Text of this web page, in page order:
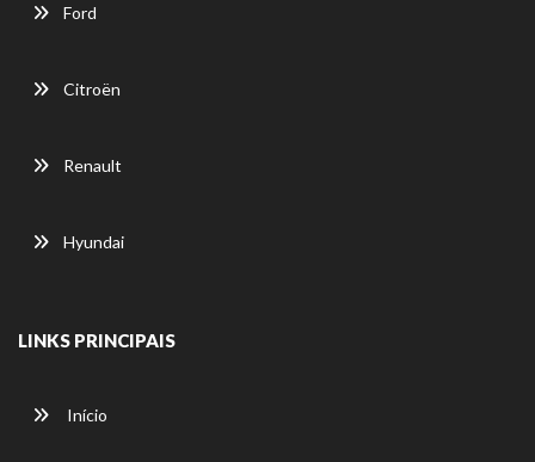
Ford
Citroën
Renault
Hyundai
LINKS PRINCIPAIS
Início